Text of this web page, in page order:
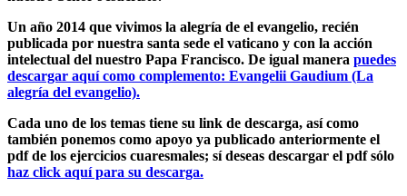
Un año 2014 que vivimos la alegría de el evangelio, recién
publicada por nuestra santa sede el vaticano y con la acción
intelectual del nuestro Papa Francisco. De igual manera puedes
descargar aquí como complemento: Evangelii Gaudium (La
alegría del evangelio).
Cada uno de los temas tiene su link de descarga, así como
también ponemos como apoyo ya publicado anteriormente el
pdf de los ejercicios cuaresmales; sí deseas descargar el pdf sólo
haz click aquí para su descarga.